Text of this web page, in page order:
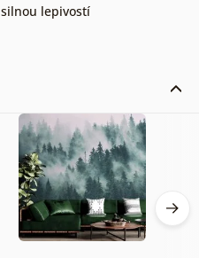
silnou lepivostí